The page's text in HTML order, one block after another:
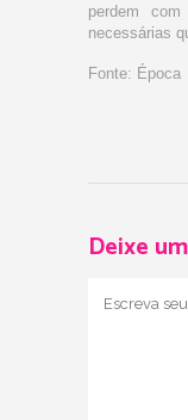
perdem
necessárias
Fonte: Época
Deixe